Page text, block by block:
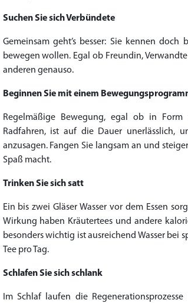
Suchen Sie sich Verbündete
Gemeinsam geht’s besser: Sie kennen
bewegen wollen. Egal ob Freundin,
anderen genauso.
Beginnen Sie mit einem
Regelmäßige Bewegung, egal ob in Form
Radfahren, ist auf die Dauer unerlässlich,
anzusagen. Fangen Sie langsam an und
Spaß macht.
Trinken Sie sich satt
Ein bis zwei Gläser Wasser vor dem Essen
Wirkung haben Kräutertees und andere
besonders wichtig ist ausreichend Wasser bei
Tee pro Tag.
Schlafen Sie sich schlank
Im Schlaf laufen die